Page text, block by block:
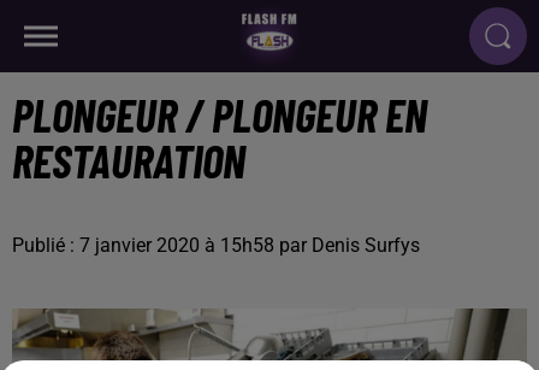
PLONGEUR / PLONGEUR EN
RESTAURATION
Publié : 7 janvier 2020 à 15h58 par Denis Surfys